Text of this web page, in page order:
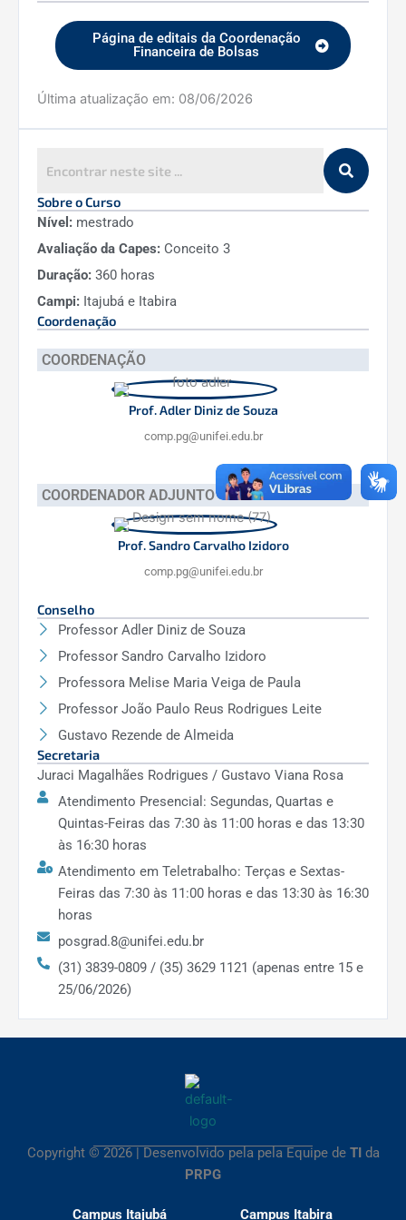
Página de editais da Coordenação
Financeira de Bolsas
Última atualização em: 08/06/2026
Sobre o Curso
Nível: mestrado
Avaliação da Capes: Conceito 3
Duração: 360 horas
Campi: Itajubá e Itabira
Coordenação
COORDENAÇÃO
Prof. Adler Diniz de Souza
comp.pg@unifei.edu.br
COORDENADOR ADJUNTO
Prof. Sandro Carvalho Izidoro
comp.pg@unifei.edu.br
Conselho
Professor Adler Diniz de Souza
Professor Sandro Carvalho Izidoro
Professora Melise Maria Veiga de Paula
Professor João Paulo Reus Rodrigues Leite
Gustavo Rezende de Almeida
Secretaria
Juraci Magalhães Rodrigues / Gustavo Viana Rosa
Atendimento Presencial: Segundas, Quartas e
Quintas-Feiras das 7:30 às 11:00 horas e das 13:30
às 16:30 horas
Atendimento em Teletrabalho: Terças e Sextas-
Feiras das 7:30 às 11:00 horas e das 13:30 às 16:30
horas
posgrad.8@unifei.edu.br
(31) 3839-0809 / (35) 3629 1121 (apenas entre 15 e
25/06/2026)
Copyright © 2026 | Desenvolvido pela pela Equipe de TI da
PRPG
Campus Itajubá Campus Itabira